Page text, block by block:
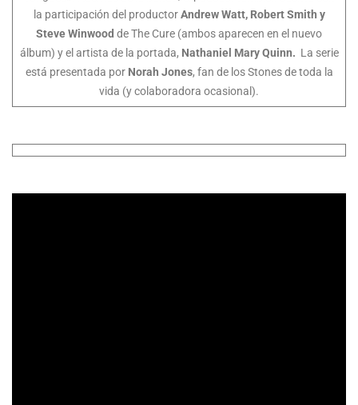
la participación del productorAndrew Watt, Robert Smith y
Steve Winwood de The Cure (ambos aparecen en el nuevo
álbum) y el artista de la portada, Nathaniel Mary Quinn. La serie
está presentada por Norah Jones, fan de los Stones de toda la
vida (y colaboradora ocasional).